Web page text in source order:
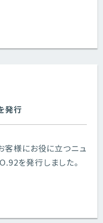
発行
客様にお役に立つニュ
を発行しました。